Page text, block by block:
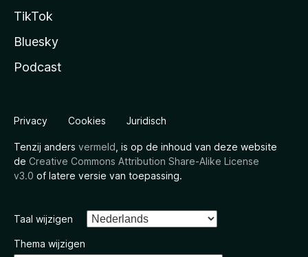
TikTok
Bluesky
Podcast
Privacy Cookies Juridisch
Tenzij anders vermeld , is op de inhoud van deze website
de Creative Commons Attribution Share-Alike License
v3.0 of latere versie van toepassing.
Taal wijzigen
Thema wijzigen